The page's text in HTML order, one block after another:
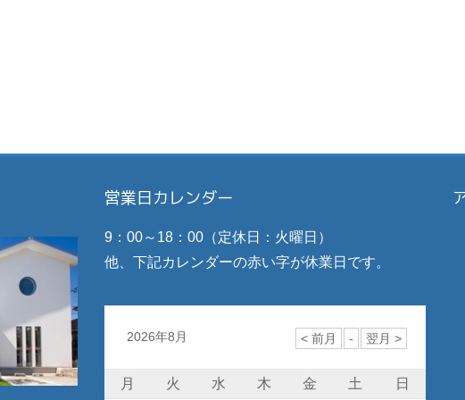
営業日カレンダー
9：00～18：00（定休日：火曜日）
他、下記カレンダーの赤い字が休業日です。
2026年8月
月 火 水 木 金 土 日